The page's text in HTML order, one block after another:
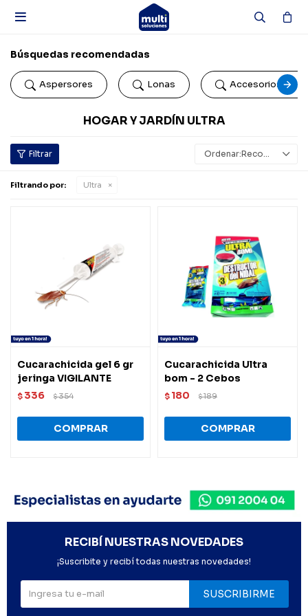

Búsquedas recomendadas
Aspersores Lonas Accesorios de
HOGAR Y JARDÍN ULTRA
Recomendados
Filtrando por: Ultra
Cucarachicida gel 6 gr
jeringa VIGILANTE
$ 336 $354
Cucarachicida Ultra
bom - 2 Cebos
$ 180 $189
RECIBÍ NUESTRAS NOVEDADES
¡Suscribite y recibí todas nuestras novedades!
SUSCRIBIRME